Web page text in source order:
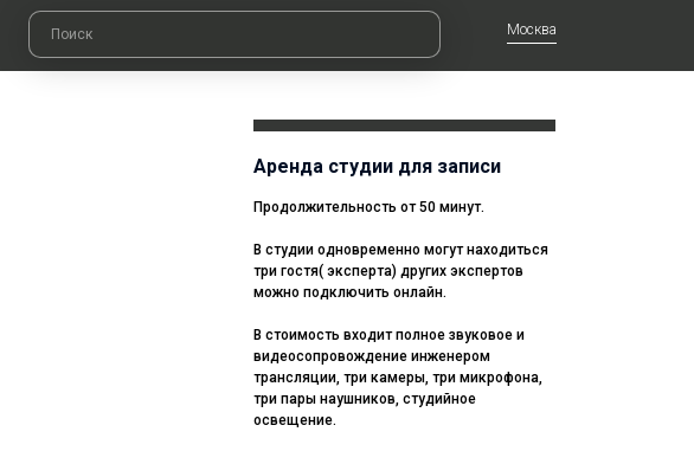
Москва
Аренда студии для записи
Продолжительность от 50 минут.
В студии одновременно могут находиться
три гостя( эксперта) других экспертов
можно подключить онлайн.
В стоимость входит полное звуковое и
видеосопровождение инженером
трансляции, три камеры, три микрофона,
три пары наушников, студийное
освещение.